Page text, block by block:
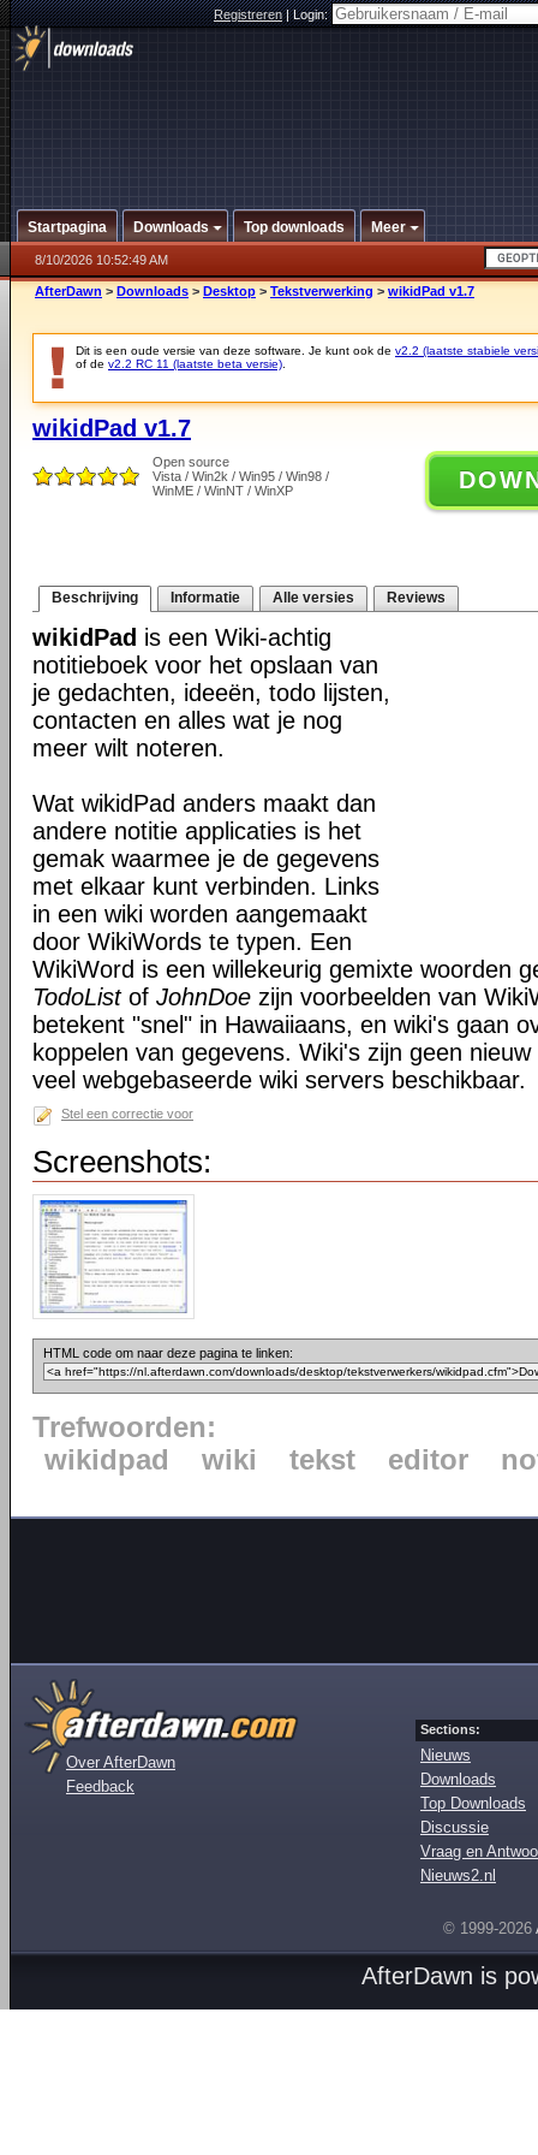
Registreren|Login:
Startpagina Downloads Top downloads Meer
8/10/2026 10:52:49 AM
AfterDawn > Downloads > Desktop > Tekstverwerking > wikidPad v1.7
Dit is een oude versie van deze software. Je kunt ook de v2.2 (laatste stabiele
of de v2.2 RC 11 (laatste beta versie)
wikidPad v1.7
Open source
Vista / Win2k / Win95 / Win98 /
WinME / WinNT / WinXP
Beschrijving Informatie Alle versies Reviews
wikidPad is een Wiki-achtig
notitieboek voor het opslaan van
je gedachten, ideeën, todo lijsten,
contacten en alles wat je nog
meer wilt noteren.
Wat wikidPad anders maakt dan
andere notitie applicaties is het
gemak waarmee je de gegevens
met elkaar kunt verbinden. Links
in een wiki worden aangemaakt
door WikiWords te typen. Een
WikiWord is een willekeurig gemixte woorden
TodoListof JohnDoe zijn voorbeelden van
betekent "snel" in Hawaiiaans, en wiki's gaan
koppelen van gegevens. Wiki's zijn geen
veel webgebaseerde wiki servers beschikbaar.
Stel een correctie voor
Screenshots:
HTML code om naar deze pagina te linken:
Trefwoorden:
wikidpad
wiki tekst editor
Over AfterDawn
Feedback
Sections:
Nieuws
Downloads
Top Downloads
Discussie
Vraag en
Nieuws2.nl
© 1999-2026
AfterDawn is